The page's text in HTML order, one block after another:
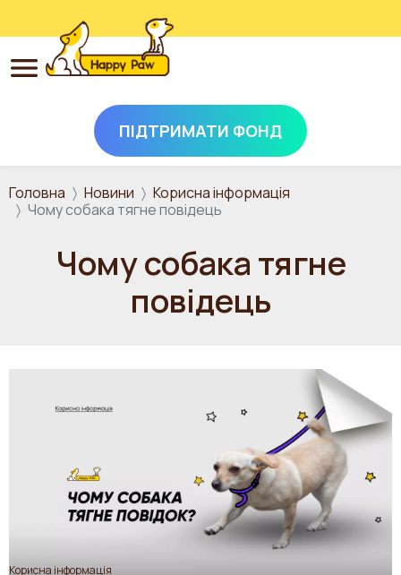
Перейти до основного вмісту
ПІДТРИМАТИ ФОНД
Головна Новини
Корисна інформація
Чому собака тягне повідець
Чому собака тягне
повідець
Корисна інформація